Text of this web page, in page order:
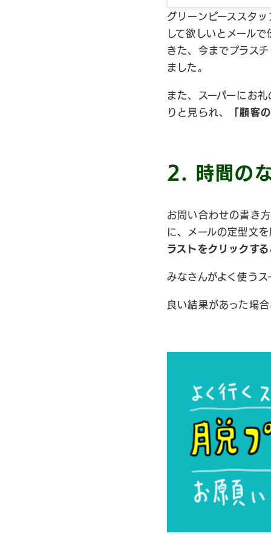
グリーンピーススタ
して欲しいとメール
きた、今までプラス
ました。
また、スーパーにお
りと見られ、
「顧客
2. 時間の
お問い合わせの書き
に、メールの定型文
ラストをクリックす
みなさんがよく使う
良い結果があった場